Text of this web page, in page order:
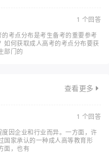
1 个回答
考点分布是考生备考的重要参考
如何获取成人高考的考点分布要获
部门的
查看更多
1 个回答
因企业和行业而异。一方面，许
国家承认的一种成人高等教育形
面，也有